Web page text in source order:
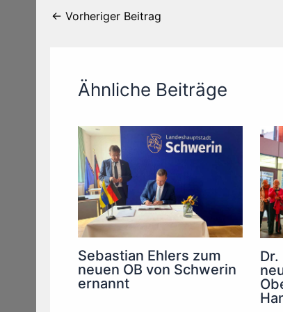
← Vorheriger Beitrag
Ähnliche Beiträge
Sebastian Ehlers zum
neuen OB von Schwerin
ernannt